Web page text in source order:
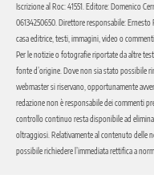
Iscrizione al Roc: 41551. Editore: Domenico
06134250650. Direttore responsabile:
casa editrice, testi, immagini, video o
Per le notizie o fotografie riportate da altre
fonte d’origine. Dove non sia stato possibile
webmaster si riservano, opportunamente
redazione non è responsabile dei commenti
controllo continuo resta disponibile ad
oltraggiosi. Relativamente al contenuto delle
possibile richiedere l’immediata rettifica a